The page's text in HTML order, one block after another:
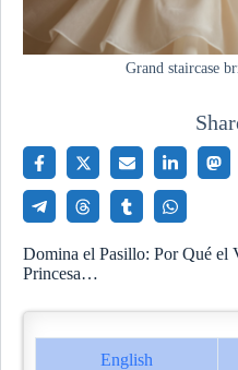
Grand staircase
Domina el Pasillo: Por Qué el
Princesa…
English